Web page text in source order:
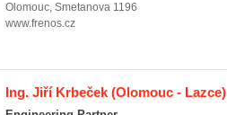
Olomouc, Smetanova 1196
www.frenos.cz
Ing. Jiří Krbeček (Olomouc - Lazce)